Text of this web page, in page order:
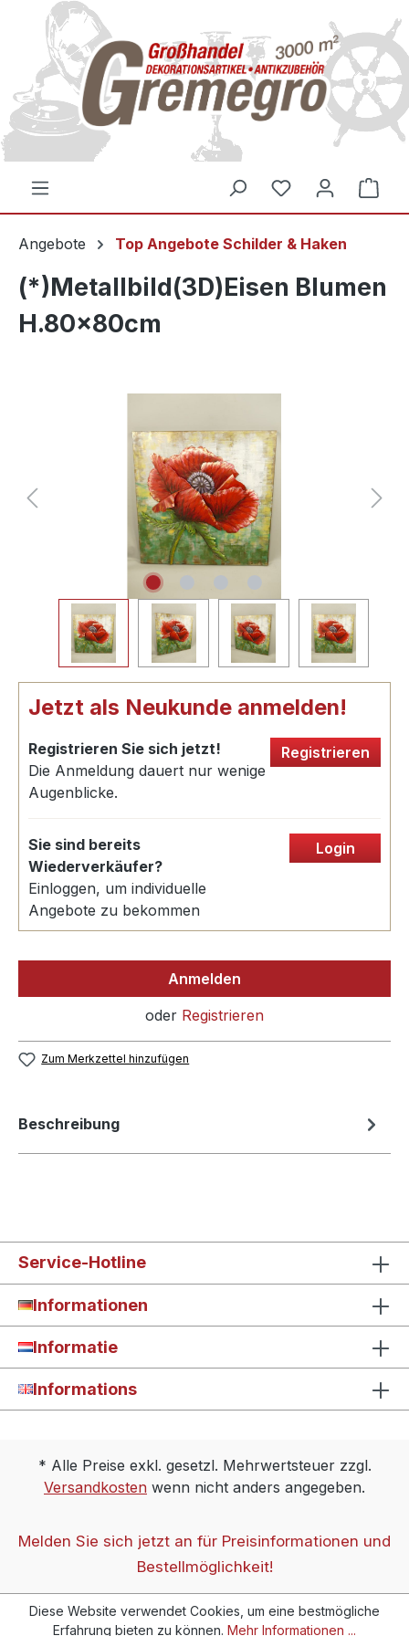
springen
Angebote Top Angebote Schilder & Haken
(*)Metallbild(3D)Eisen Blumen
H.80x80cm
Jetzt als Neukunde anmelden!
Registrieren Sie sich jetzt!
Die Anmeldung dauert nur wenige
Augenblicke.
Registrieren
Sie sind bereits
Wiederverkäufer?
Einloggen, um individuelle
Angebote zu bekommen
Login
Anmelden
oder Registrieren
Zum Merkzettel hinzufügen
Beschreibung
Service-Hotline
Informationen
Informatie
Informations
* Alle Preise exkl. gesetzl. Mehrwertsteuer zzgl.
Versandkosten wenn nicht anders angegeben.
Melden Sie sich jetzt an für Preisinformationen und
Bestellmöglichkeit!
Diese Website verwendet Cookies, um eine bestmögliche
Erfahrung bieten zu können. Mehr Informationen ...